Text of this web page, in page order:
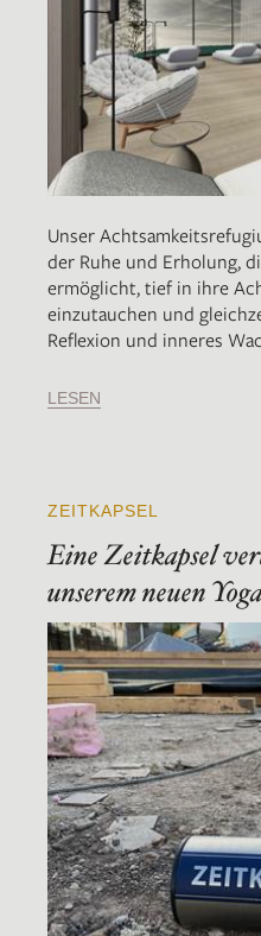
Unser
der Ruhe und Erholung,
ermöglicht, tief in ihre
einzutauchen und
Reflexion und inneres
LESEN
ZEITKAPSEL
Eine Zeitkapsel
unserem neuen